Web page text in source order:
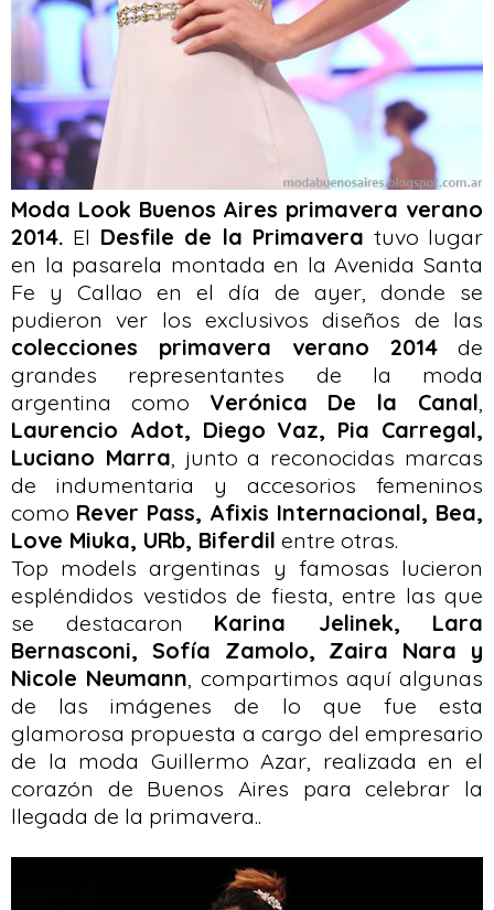
Moda Look Buenos Aires primavera verano
2014. El Desfile de la Primavera tuvo lugar
en la pasarela montada en la Avenida Santa
Fe y Callao en el día de ayer, donde se
pudieron ver los exclusivos diseños de las
colecciones primavera verano 2014 de
grandes representantes de la moda
argentina como Verónica De la Canal
Laurencio Adot, Diego Vaz, Pia Carregal,
Luciano Marra , junto a reconocidas marcas
de indumentaria y accesorios femeninos
como Rever Pass, Afixis Internacional, Bea,
Love Miuka, URb, Biferdil entre otras.
Top models argentinas y famosas lucieron
espléndidos vestidos de fiesta, entre las que
se destacaron Karina Jelinek, Lara
Bernasconi, Sofía Zamolo, Zaira Nara y
Nicole Neumann , compartimos aquí algunas
de las imágenes de lo que fue esta
glamorosa propuesta a cargo del empresario
de la moda Guillermo Azar, realizada en el
corazón de Buenos Aires para celebrar la
llegada de la primavera..